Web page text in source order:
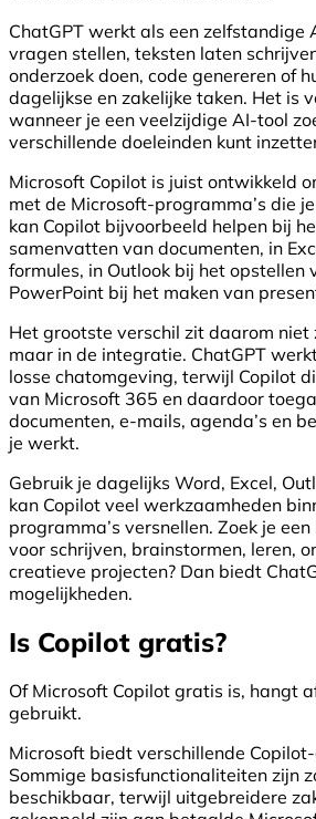
ChatGPT werkt als een zelfstandige
vragen stellen, teksten laten
onderzoek doen, code genereren of
dagelijkse en zakelijke taken. Het is
wanneer je een veelzijdige AI-tool
verschillende doeleinden kunt
Microsoft Copilot is juist ontwikkeld
met de Microsoft-programma’s die
kan Copilot bijvoorbeeld helpen bij
samenvatten van documenten, in
formules, in Outlook bij het opstellen
PowerPoint bij het maken van
Het grootste verschil zit daarom niet
maar in de integratie. ChatGPT
losse chatomgeving, terwijl Copilot
van Microsoft 365 en daardoor
documenten, e-mails, agenda’s en
je werkt.
Gebruik je dagelijks Word, Excel,
kan Copilot veel werkzaamheden
programma’s versnellen. Zoek je
voor schrijven, brainstormen, leren,
creatieve projecten? Dan biedt
mogelijkheden.
Is Copilot gratis?
Of Microsoft Copilot gratis is, hangt
gebruikt.
Microsoft biedt verschillende
Sommige basisfunctionaliteiten zijn
beschikbaar, terwijl uitgebreidere